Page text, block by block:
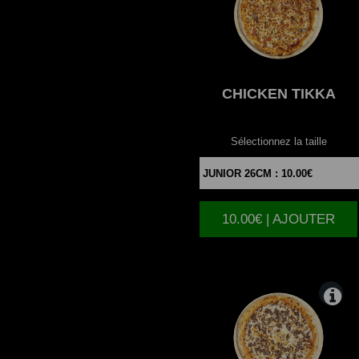
CHICKEN TIKKA
Sélectionnez la taille
10.00€ | AJOUTER